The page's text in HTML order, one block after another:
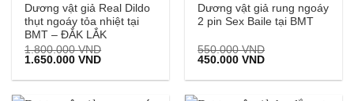
Dương vật giả Real Dildo
thụt ngoáy tỏa nhiệt tại
BMT – ĐẮK LẮK
1.800.000VND
Giá
là:
1.650.000VNDGiá
tại
Dương vật giả rung ngoáy
2 pin Sex Baile tại BMT
550.000VND
Giá
là:
450.000VNDGiá
tại